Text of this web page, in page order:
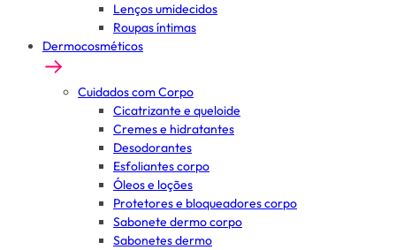
Lenços umidecidos
Roupas íntimas
Dermocosméticos
Cuidados com Corpo
Cicatrizante e queloide
Cremes e hidratantes
Desodorantes
Esfoliantes corpo
Óleos e loções
Protetores e bloqueadores corpo
Sabonete dermo corpo
Sabonetes dermo